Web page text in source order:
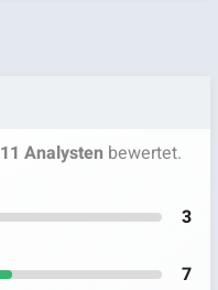
11 Analysten bewertet.
3
7